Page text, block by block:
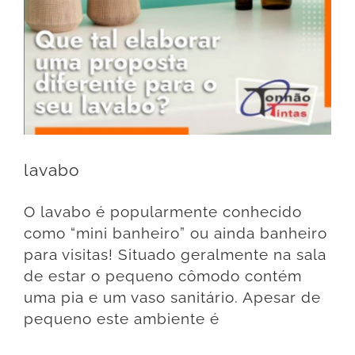
lavabo
O lavabo é popularmente conhecido
como “mini banheiro” ou ainda banheiro
para visitas! Situado geralmente na sala
de estar o pequeno cômodo contém
uma pia e um vaso sanitário. Apesar de
pequeno este ambiente é